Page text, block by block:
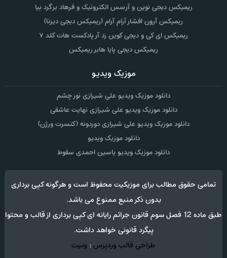
ریمیکس دیجی نوین و آرسس الکترونیک و فرهاد برگرد بیا
ریمیکس آرون افشار آرام آرام (ریمیکس دیجی دیزنا)
ریمیکس ای کی و دیجی کوین زد آر پادکست هات کلد ۷
ریمیکس دیجی پایا هابر ریمیکس
موزیک ویدیو
دانلود موزیک ویدیو علی شیرازی نور چشم
دانلود موزیک ویدیو علی شیرازی نهایت عاشقی
دانلود موزیک ویدیو علی شیرازی دوردونه (کنسرت ورژن)
دانلود موزیک ویدیو
دانلود موزیک ویدیو یاسین احمدی سقوط
تمامی حقوق مطالب برای موزیکیت محفوظ است و هرگونه کپی برداری
بدون ذکر منبع ممنوع می باشد.
طبق ماده 12 فصل سوم قانون جرائم رایانه ای کپی برداری از قالب و محتوا
پیگرد قانونی خواهد داشت.
طراحی قالب وردپرس: وبیت